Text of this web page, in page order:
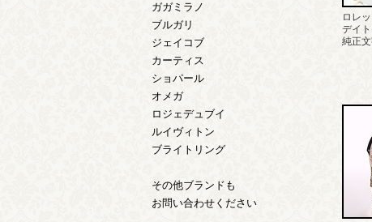
ガガミラノ
ブルガリ
ジェイコブ
カーティス
ショパール
オメガ
ロジェデュブイ
ルイヴィトン
ブライトリング
その他ブランドも
お問い合わせください
ロレ
デイ
純正